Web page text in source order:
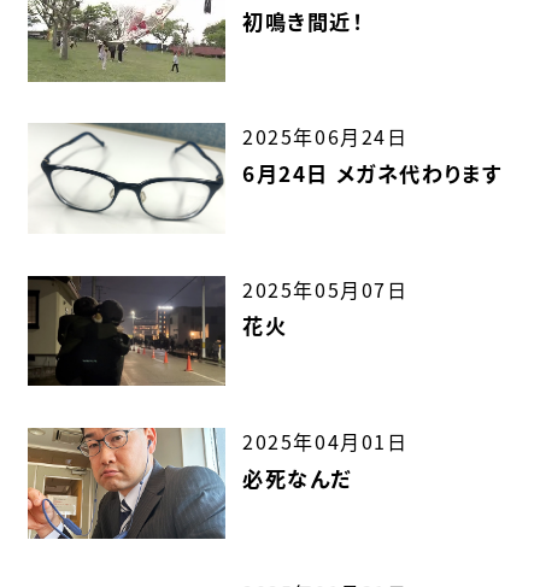
初鳴き間近！
2025年06月24日
6月24日 メガネ代わります
2025年05月07日
花火
2025年04月01日
必死なんだ